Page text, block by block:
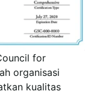
for
organisasi
kualitas